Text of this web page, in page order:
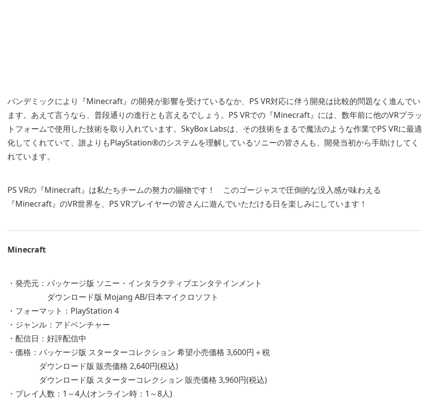
パンデミックにより『Minecraft』の開発が影響を受けているなか、PS VR対応に伴う開発は比較的問題なく進んでい
ます。あえて言うなら、普段通りの進行とも言えるでしょう。PS VRでの『Minecraft』には、数年前に他のVRプラッ
トフォームで使用した技術を取り入れています。SkyBox Labsは、その技術をまるで魔法のような作業でPS VRに最適
化してくれていて、誰よりもPlayStation®のシステムを理解しているソニーの皆さんも、開発当初から手助けしてく
れています。
PS VRの『Minecraft』は私たちチームの努力の賜物です！ このゴージャスで圧倒的な没入感が味わえる
『Minecraft』のVR世界を、PS VRプレイヤーの皆さんに遊んでいただける日を楽しみにしています！
Minecraft
・発売元：パッケージ版 ソニー・インタラクティブエンタテインメント
ダウンロード版 Mojang AB/日本マイクロソフト
・フォーマット：PlayStation 4
・ジャンル：アドベンチャー
・配信日：好評配信中
・価格：パッケージ版 スターターコレクション 希望小売価格 3,600円＋税
ダウンロード版 販売価格 2,640円(税込)
ダウンロード版 スターターコレクション 販売価格 3,960円(税込)
・プレイ人数：1～4人(オンライン時：1～8人)